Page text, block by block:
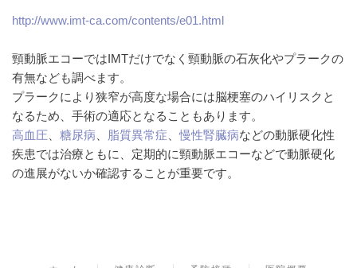
http://www.imt-ca.com/contents/e01.html
頸動脈エコーではIMTだけでなく頸動脈の石灰化やプラークの
有無なども調べます。
プラークにより狭窄が高度な場合には脳梗塞のハイリスクと
なるため、手術の適応となることもあります。
高血圧
糖尿病 脂質異常症 慢性腎臓病などの動脈硬化性
疾患では治療ともに、定期的に頸動脈エコーなどで動脈硬化
の進展がないか確認することが重要です。